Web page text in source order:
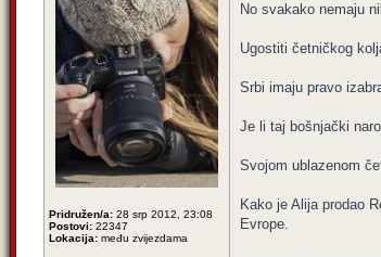
Pridružen/a: 28 srp 2012, 23:08
Postovi: 22347
Lokacija: među zvijezdama
No svakako nemaju
Ugostiti četničkog
Srbi imaju pravo
Je li taj bošnjački
Svojom ublazenom
Kako je Alija prodao
Evrope.